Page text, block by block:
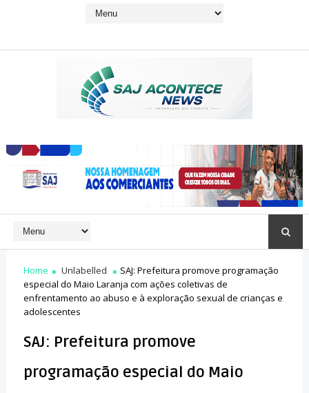
Home Unlabelled
SAJ: Prefeitura promove programação
especial do Maio Laranja com ações coletivas de
enfrentamento ao abuso e à exploração sexual de crianças e
adolescentes
SAJ: Prefeitura promove
programação especial do Maio